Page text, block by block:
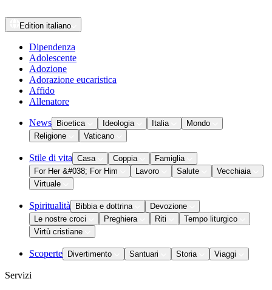
Edition italiano
Dipendenza
Adolescente
Adozione
Adorazione eucaristica
Affido
Allenatore
News Bioetica Ideologia Italia
Mondo
Religione
Vaticano
Stile di vita Casa Coppia
Famiglia
For Her &#038; For Him
Lavoro Salute
Vecchiaia
Virtuale
Spiritualità Bibbia e dottrina
Devozione
Le nostre croci
Preghiera Riti
Tempo liturgico
Virtù cristiane
Scoperte Divertimento Santuari Storia Viaggi
Servizi